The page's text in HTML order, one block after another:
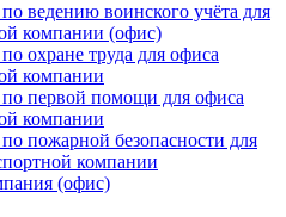
ведению воинского учёта для
компании (офис)
охране труда для офиса
компании
первой помощи для офиса
компании
пожарной безопасности для
компании
(офис)